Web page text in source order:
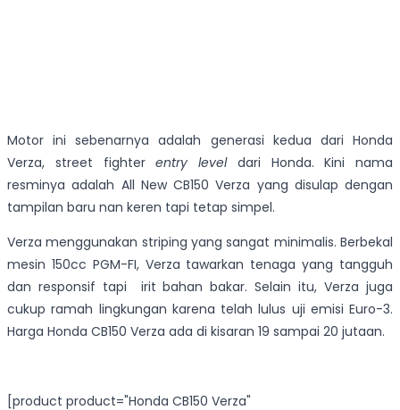
Motor ini sebenarnya adalah generasi kedua dari Honda
Verza, street fighterentry leveldari Honda. Kini nama
resminya adalah All New CB150 Verza yang disulap dengan
tampilan baru nan keren tapi tetap simpel.
Verza menggunakan striping yang sangat minimalis. Berbekal
mesin 150cc PGM-FI, Verza tawarkan tenaga yang tangguh
dan responsif tapi irit bahan bakar. Selain itu, Verza juga
cukup ramah lingkungan karena telah lulus uji emisi Euro-3.
Harga Honda CB150 Verza ada di kisaran 19 sampai 20 jutaan.
[product product="Honda CB150 Verza"